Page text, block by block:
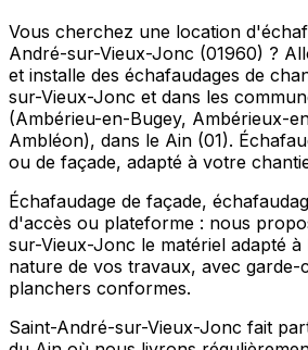
Vous cherchez une location
André-sur-Vieux-Jonc (01960) ?
et installe des échafaudages de
sur-Vieux-Jonc et dans les
(Ambérieu-en-Bugey, Ambérieux-
Ambléon), dans le Ain (01).
ou de façade, adapté à votre
Échafaudage de façade,
d'accès ou plateforme : nous
sur-Vieux-Jonc le matériel adapté
nature de vos travaux, avec garde-
planchers conformes.
Saint-André-sur-Vieux-Jonc fait